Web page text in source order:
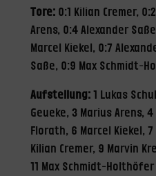
Tore:0:1 Kilian Cremer,
Arens, 0:4 Alexander
Marcel Kiekel, 0:7
Saße, 0:9 Max Schmidt-
Aufstellung:1 Lukas
Geueke, 3 Marius Arens,
Florath, 6 Marcel Kiekel,
Kilian Cremer, 9 Marvin
11 Max Schmidt-Holthöfer